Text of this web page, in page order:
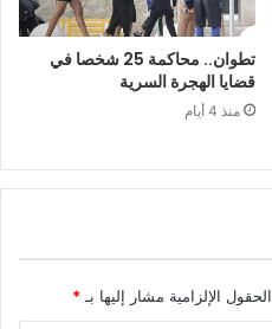
تطوان.. محاكمة 25 شخصا في
قضايا الهجرة السرية
منذ 4 أيام
الحقول الإلزامية مشار إليها بـ*